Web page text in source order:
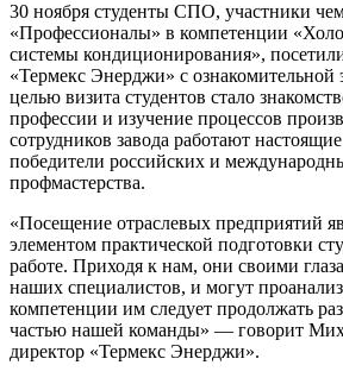
30 ноября студенты СПО, участники
«Профессионалы» в компетенции
системы кондиционирования»,
«Термекс Энерджи» с ознакомительной
целью визита студентов стало
профессии и изучение процессов
сотрудников завода работают
победители российских и
профмастерства.
«Посещение отраслевых предприятий
элементом практической подготовки
работе. Приходя к нам, они своими
наших специалистов, и могут
компетенции им следует продолжать
частью нашей команды» — говорит
директор «Термекс Энерджи».